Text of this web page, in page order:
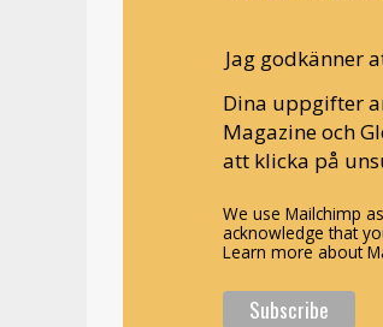
Jag godkänner
Dina uppgifter
Magazine och
att klicka på
We use Mailchimp
acknowledge that
Learn more about